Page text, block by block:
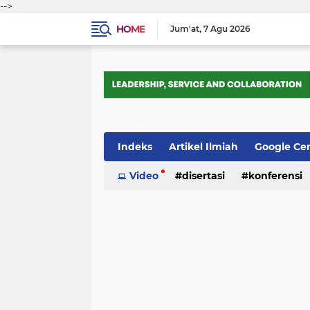
-->
HOME
Jum'at 7 Agu 2026
Indeks Artikel Ilmiah Google
Tips Trik Webometrics
Video disertasi konferensi